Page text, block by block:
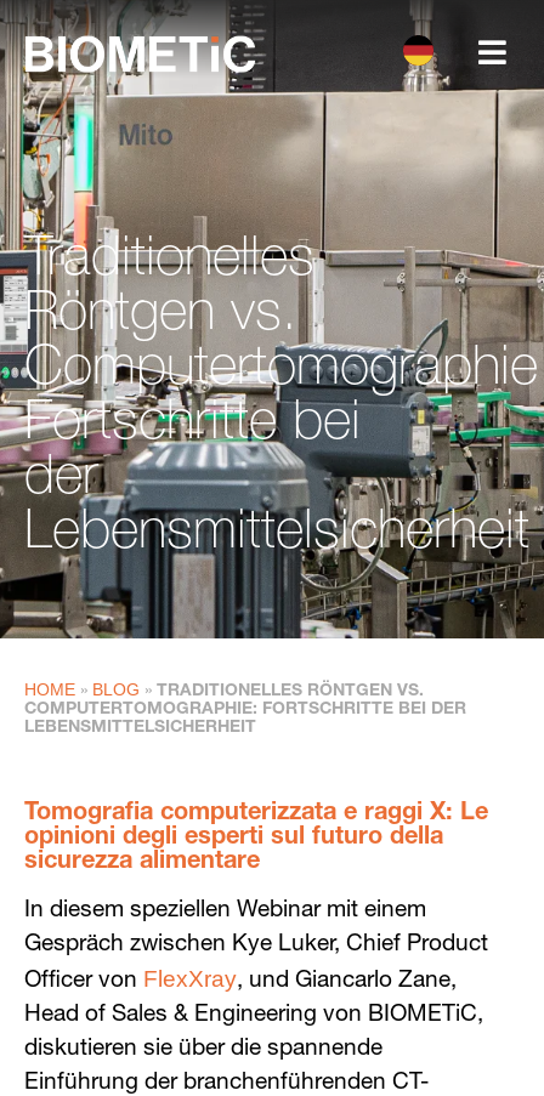
Traditionelles
Röntgen vs.
Fortschritte bei
der
Lebensmittelsicherheit
HOME » BLOG » TRADITIONELLES RÖNTGEN VS.
COMPUTERTOMOGRAPHIE: FORTSCHRITTE BEI DER
LEBENSMITTELSICHERHEIT
Tomografia computerizzata e raggi X: Le
opinioni degli esperti sul futuro della
sicurezza alimentare
In diesem speziellen Webinar mit einem
Gespräch zwischen Kye Luker, Chief Product
Officer von FlexXray, und Giancarlo Zane,
Head of Sales & Engineering von BIOMETiC,
diskutieren sie über die spannende
Einführung der branchenführenden CT-